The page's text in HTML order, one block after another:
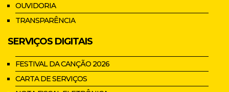
OUVIDORIA
TRANSPARÊNCIA
SERVIÇOS DIGITAIS
FESTIVAL DA CANÇÃO 2026
CARTA DE SERVIÇOS